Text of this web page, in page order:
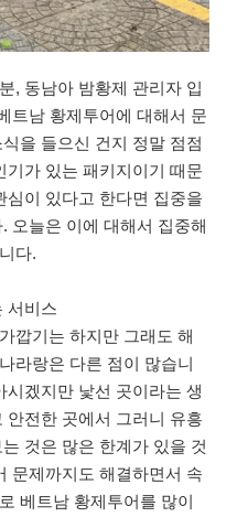
, 동남아 밤황제 관리자 입
트남 황제투어에 대해서 문
을 들으신 건지 정말 점점
기가 있는 패키지이기 때문
심이 있다고 한다면 집중을
오늘은 이에 대해서 집중해
다.
서비스
깝기는 하지만 그래도 해
라랑은 다른 점이 많습니
겠지만 낯선 곳이라는 생
안전한 곳에서 그러니 유흥
것은 많은 한계가 있을 것
문제까지도 해결하면서 속
베트남 황제투어를 많이